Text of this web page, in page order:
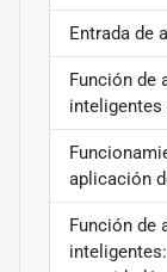
Entrada de
Función de
aplicación
Función de